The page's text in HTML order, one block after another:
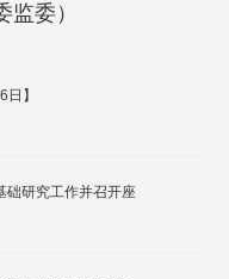
委）
】
础研究工作并召开座